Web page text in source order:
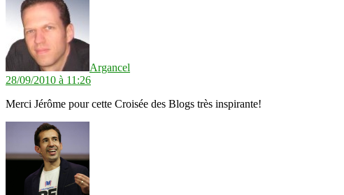
Argancel
28/09/2010 à 11:26
Merci Jérôme pour cette Croisée des Blogs très inspirante!